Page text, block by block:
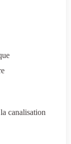
canalisation